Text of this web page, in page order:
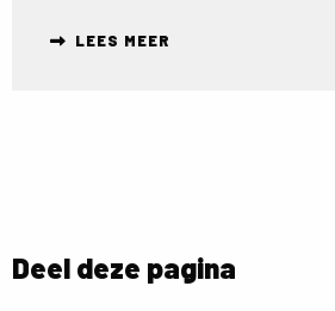
LEES MEER
Deel deze pagina